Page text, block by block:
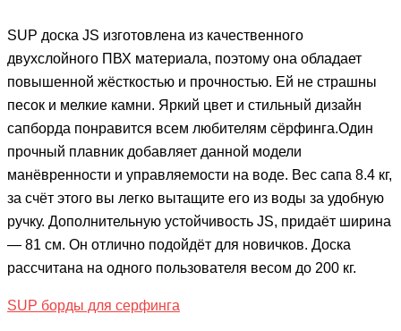
SUP доска JS изготовлена из качественного
двухслойного ПВХ материала, поэтому она обладает
повышенной жёсткостью и прочностью. Ей не страшны
песок и мелкие камни. Яркий цвет и стильный дизайн
сапборда понравится всем любителям сёрфинга.Один
прочный плавник добавляет данной модели
манёвренности и управляемости на воде. Вес сапа 8.4 кг,
за счёт этого вы легко вытащите его из воды за удобную
ручку. Дополнительную устойчивость JS, придаёт ширина
— 81 см. Он отлично подойдёт для новичков. Доска
рассчитана на одного пользователя весом до 200 кг.
SUP борды для серфинга